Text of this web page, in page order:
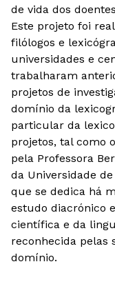
de vida dos
Este projeto foi
filólogos e
universidades e
trabalharam
projetos de
domínio da
particular da
projetos, tal como
pela Professora
da Universidade
que se dedica há
estudo diacrónico
científica e da
reconhecida pelas
domínio.